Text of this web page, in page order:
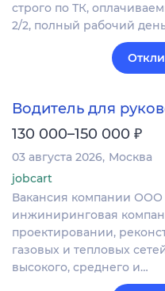
строго по ТК,
2/2, полный рабочий
Водитель для
130 000–150 000 ₽
03 августа 2026 Москва
jobcart
Вакансия компании
инжиниринговая
проектировании,
газовых и тепловых
высокого, среднего и…